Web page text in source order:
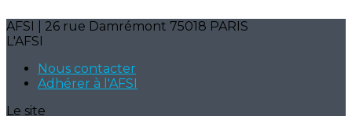
AFSI | 26 rue Damrémont 75018 PARIS
L'AFSI
Nous contacter
Adhérer à l'AFSI
Le site